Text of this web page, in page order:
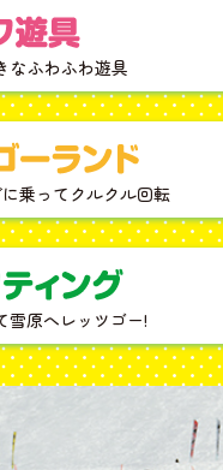
なふわふわ遊具
乗ってクルクル回転
雪原へレッツゴー!